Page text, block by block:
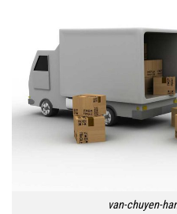
van-chuyen-